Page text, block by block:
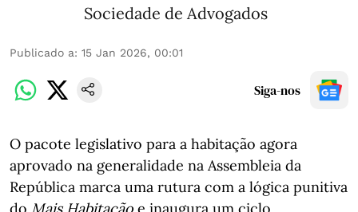
Sociedade de Advogados
Publicado a: 15 Jan 2026, 00:01
Siga-nos
O pacote legislativo para a habitação agora
aprovado na generalidade na Assembleia da
República marca uma rutura com a lógica punitiva